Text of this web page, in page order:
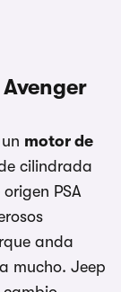
motor de
cilindrada
PSA
anda
mucho. Jeep